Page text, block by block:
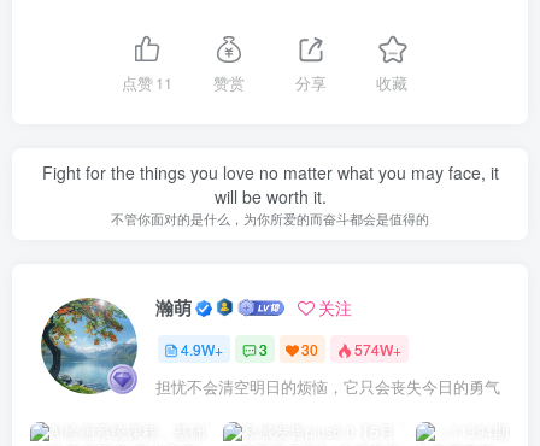
点赞11 赞赏 分享 收藏
Fight for the things you love no matter what you may face, it
will be worth it.
不管你面对的是什么，为你所爱的而奋斗都会是值得的
瀚萌 关注
4.9W+ 3 30 574W+
担忧不会清空明日的烦恼，它只会丧失今日的勇气